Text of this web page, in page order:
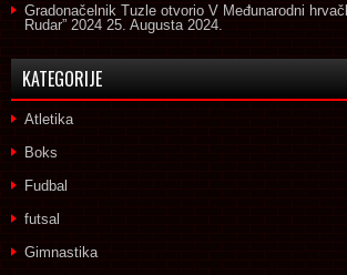
Gradonačelnik Tuzle otvorio V Međunarodni
Rudar” 2024 25. Augusta 2024.
KATEGORIJE
Atletika
Boks
Fudbal
futsal
Gimnastika